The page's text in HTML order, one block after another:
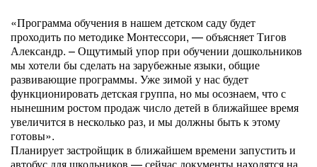
«Программа обучения в нашем детском саду будет
проходить по методике Монтессори, — объясняет Тигов
Александр. – Ощутимый упор при обучении дошкольников
мы хотели бы сделать на зарубежные языки, общие
развивающие программы. Уже зимой у нас будет
функционировать детская группа, но мы осознаем, что с
нынешним ростом продаж число детей в ближайшее время
увеличится в несколько раз, и мы должны быть к этому
готовы».
Планирует застройщик в ближайшем времени запустить и